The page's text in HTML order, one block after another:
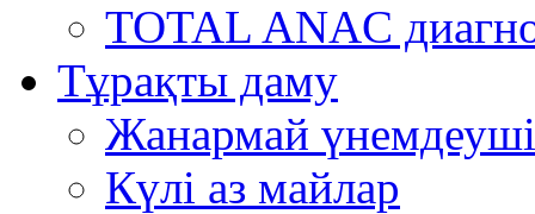
TOTAL ANAC
Тұрақты даму
Жанармай
Күлі аз майлар